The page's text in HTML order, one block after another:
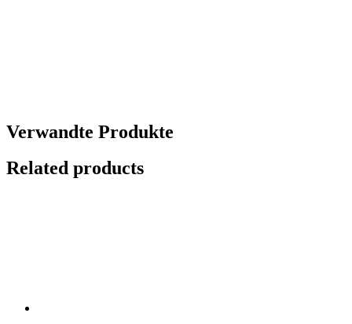
Verwandte Produkte
Related products